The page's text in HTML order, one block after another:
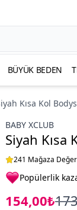
BÜYÜK BEDEN
Kısa Kol
BABY XCLUB
Siyah Kısa
241 Mağaza
Popülerlik
154,00₺